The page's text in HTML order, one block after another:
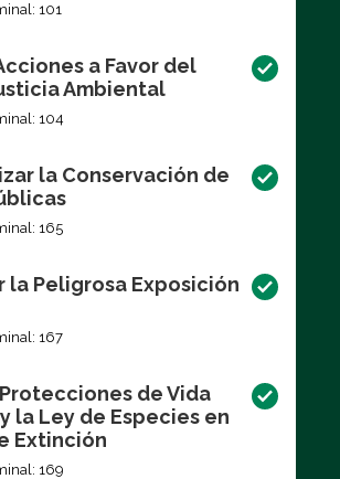
101
a Favor del
Ambiental
104
la Conservación de
165
la Peligrosa Exposición
167
de Vida
la Ley de Especies en
Extinción
169